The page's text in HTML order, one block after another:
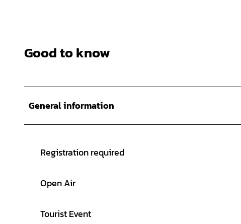
Good to know
General information
Registration required
Open Air
Tourist Event